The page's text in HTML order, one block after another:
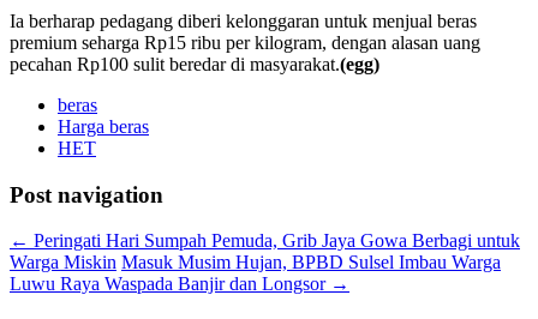
Ia berharap pedagang diberi kelonggaran untuk menjual beras
premium seharga Rp15 ribu per kilogram, dengan alasan uang
pecahan Rp100 sulit beredar di masyarakat.(egg)
beras
Harga beras
HET
Post navigation
← Peringati Hari Sumpah Pemuda, Grib Jaya Gowa Berbagi untuk
Warga Miskin Masuk Musim Hujan, BPBD Sulsel Imbau Warga
Luwu Raya Waspada Banjir dan Longsor →